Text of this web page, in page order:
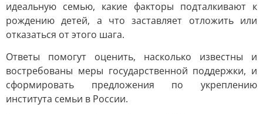
идеальную семью, какие факторы подталкивают к
рождению детей, а что заставляет отложить или
отказаться от этого шага.
Ответы помогут оценить, насколько известны и
востребованы меры государственной поддержки, и
сформировать предложения по укреплению
института семьи в России.